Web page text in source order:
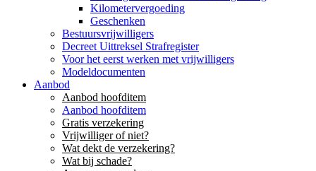
Kilometervergoeding
Geschenken
Bestuursvrijwilligers
Decreet Uittreksel Strafregister
Voor het eerst werken met vrijwilligers
Modeldocumenten
Aanbod
Aanbod hoofditem
Aanbod hoofditem
Gratis verzekering
Vrijwilliger of niet?
Wat dekt de verzekering?
Wat bij schade?